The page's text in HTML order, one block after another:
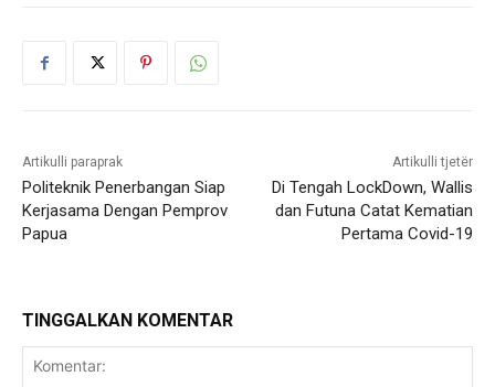
Artikulli paraprak
Politeknik Penerbangan Siap
Kerjasama Dengan Pemprov
Papua
Artikulli tjetër
Di Tengah LockDown, Wallis
dan Futuna Catat Kematian
Pertama Covid-19
TINGGALKAN KOMENTAR